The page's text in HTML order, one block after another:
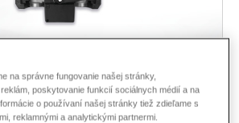
Zmiešavací okruh VL vľavo
na správne fungovanie našej stránky,
poskytovanie funkcií sociálnych médií a na
o používaní našej stránky tiež zdieľame s
reklamnými a analytickými partnermi.